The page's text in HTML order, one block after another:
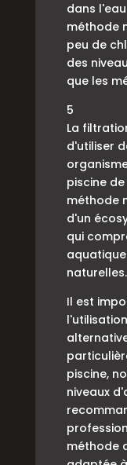
dans
méthode
peu de
des
que les
5
La
d'utiliser
piscine
méthode
d'un
qui
naturelles.
Il est
piscine,
niveaux
méthode